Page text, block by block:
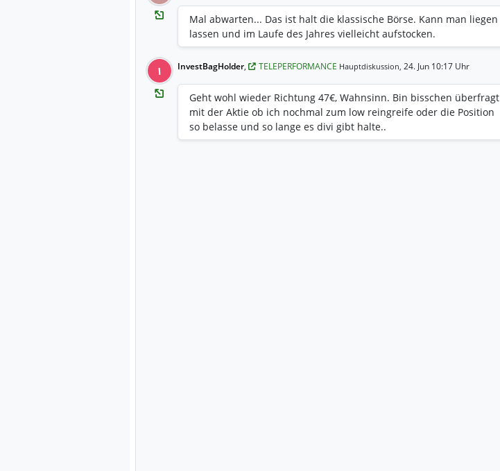
Mal abwarten... Das ist halt die klassische Börse. Kann man liegen
lassen und im Laufe des Jahres vielleicht aufstocken.
I InvestBagHolder, TELEPERFORMANCE Hauptdiskussion, 24. Jun 10:17 Uhr
Geht wohl wieder Richtung 47€, Wahnsinn. Bin bisschen überfragt
mit der Aktie ob ich nochmal zum low reingreife oder die Position
so belasse und so lange es divi gibt halte..